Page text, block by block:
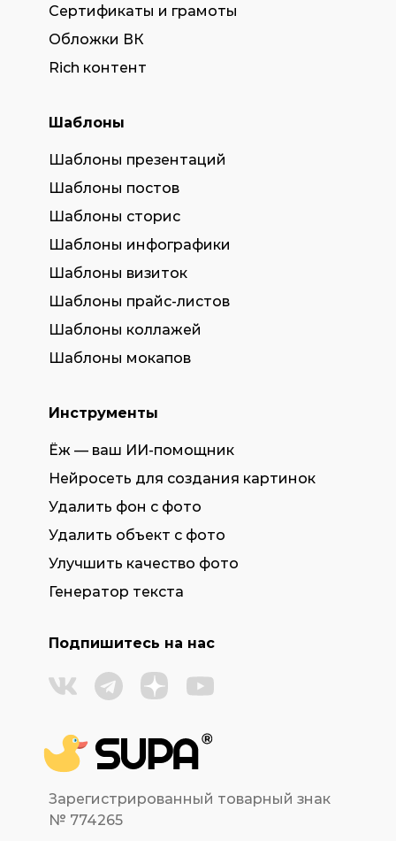
Зарегистрированный товарный знак
№ 774265
Сертификаты и грамоты
Обложки ВК
Rich контент
Шаблоны
Шаблоны презентаций
Шаблоны постов
Шаблоны сторис
Шаблоны инфографики
Шаблоны визиток
Шаблоны прайс-листов
Шаблоны коллажей
Шаблоны мокапов
Инструменты
Ёж — ваш ИИ-помощник
Нейросеть для создания картинок
Удалить фон с фото
Удалить объект с фото
Улучшить качество фото
Генератор текста
Подпишитесь на нас